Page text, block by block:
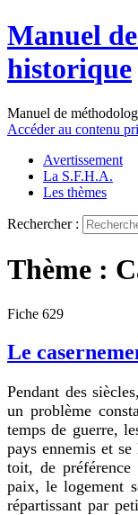
Manuel
historique
Manuel de
Accéder au contenu
Avertissement
La S.F.H.A.
Les thèmes
Rechercher :
Thème :
Fiche 629
Le
Pendant des
un problème
temps de guerre,
pays ennemis et
toit, de préférence
paix, le logement
répartissant par